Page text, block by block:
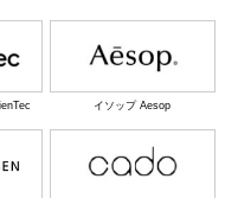
イソップ Aesop